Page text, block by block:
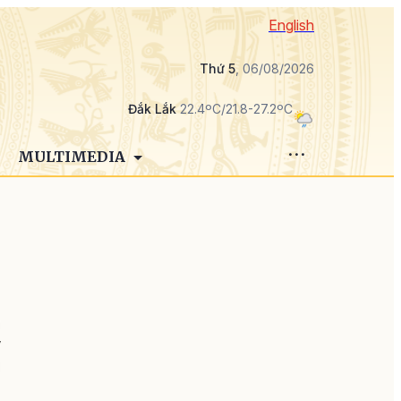
English
Thứ 5, 06/08/2026
Đắk Lắk22.4ºC/21.8-27.2ºC
MULTIMEDIA